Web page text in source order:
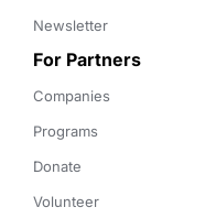
Newsletter
For Partners
Companies
Programs
Donate
Volunteer